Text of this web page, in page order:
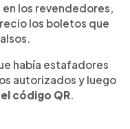
los revendedores,
los boletos que
había estafadores
autorizados y luego
código QR.